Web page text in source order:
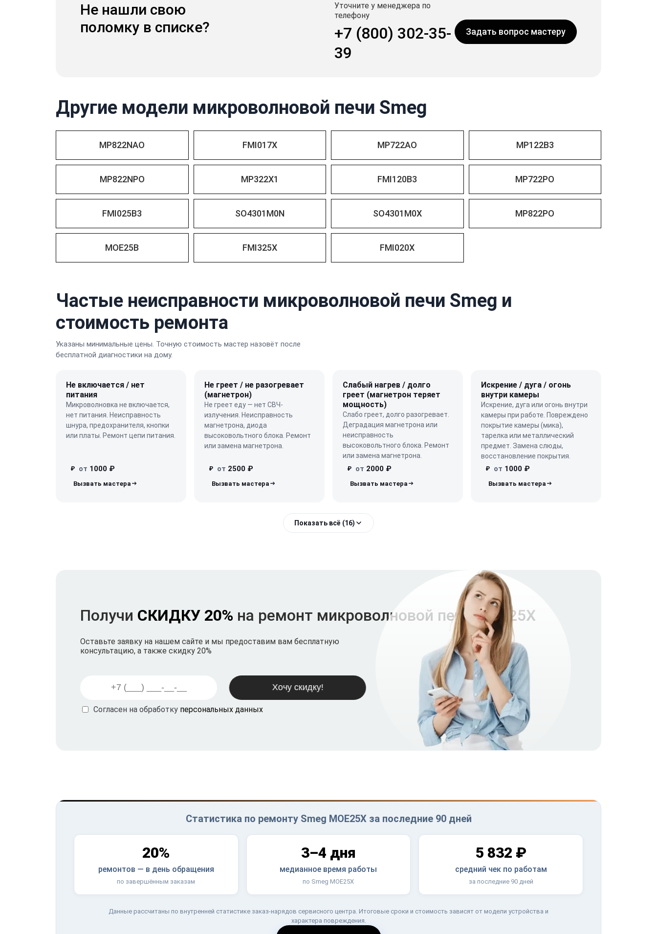
Не нашли свою
поломку в списке?
Уточните у менеджера по
телефону
+7 (800) 302-35-
39
Задать вопрос мастеру
Другие модели микроволновой печи Smeg
MP822NAO FMI017X MP722AO MP122B3
MP822NPO MP322X1 FMI120B3 MP722PO
FMI025B3 SO4301M0N SO4301M0X MP822PO
MOE25B FMI325X FMI020X
Частые неисправности микроволновой печи Smeg и
стоимость ремонта
Указаны минимальные цены. Точную стоимость мастер назовёт после
бесплатной диагностики на дому.
Не включается / нет
питания
Микроволновка не включается,
нет питания. Неисправность
шнура, предохранителя, кнопки
или платы. Ремонт цепи питания.
₽ от 1000 ₽
Не греет / не разогревает
(магнетрон)
Не греет еду — нет СВЧ-
излучения. Неисправность
магнетрона, диода
высоковольтного блока. Ремонт
или замена магнетрона.
₽ от 2500 ₽
Слабый нагрев / долго
греет (магнетрон теряет
мощность)
Слабо греет, долго разогревает.
Деградация магнетрона или
неисправность
высоковольтного блока. Ремонт
или замена магнетрона.
₽ от 2000 ₽
Искрение / дуга / огонь
внутри камеры
Искрение, дуга или огонь внутри
камеры при работе. Повреждено
покрытие камеры (мика),
тарелка или металлический
предмет. Замена слюды,
восстановление покрытия.
₽ от 1000 ₽
Показать всё (16)
Получи СКИДКУ 20% на ремонт микроволновой печи MOE25X
Оставьте заявку на нашем сайте и мы предоставим вам бесплатную
консультацию, а также скидку 20%
Согласен на обработку персональных данных
Статистика по ремонту Smeg MOE25X за последние 90 дней
20%
ремонтов — в день обращения
по завершённым заказам
3–4 дня
медианное время работы
по Smeg MOE25X
5 832 ₽
средний чек по работам
за последние 90 дней
Данные рассчитаны по внутренней статистике заказ-нарядов сервисного центра. Итоговые сроки и стоимость зависят от модели устройства и
характера повреждения.